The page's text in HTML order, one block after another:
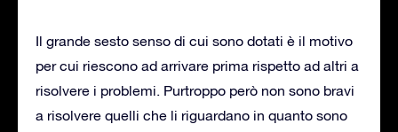
Il grande sesto senso di cui sono dotati è il motivo
per cui riescono ad arrivare prima rispetto ad altri a
risolvere i problemi. Purtroppo però non sono bravi
a risolvere quelli che li riguardano in quanto sono